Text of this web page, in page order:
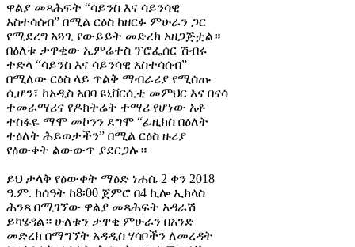
ዋልያ መጻሕፍት “ሳይንስ እና ሳይንሳዊ
አስተሳሰብ” በሚል ርዕስ ከዘርፉ ምሁራን ጋር
የሚደረግ አጓጊ የውይይት መድረክ አዘጋጅቷል።
በዕለቱ ታዋቂው ኢምሬተስ ፕሮፌሰር ሽብሩ
ተድላ “ሳይንስ እና ሳይንሳዊ አስተሳሰብ”
በሚለው ርዕስ ላይ ጥልቅ ማብራሪያ የሚሰጡ
ሲሆን፣ ከአዲስ አበባ ዩኒቨርሲቲ መምህር እና በናሳ
ተመራማሪና የዶክትሬት ተማሪ የሆነው አቶ
ተስፋዬ ማሞ መኮንን ደግሞ “ፊዚክስ በዕለት
ተዕለት ሕይወታችን” በሚል ርዕስ ዙሪያ
የዕውቀት ልውውጥ ያደርጋሉ።
ይህ ታላቅ የዕውቀት ማዕድ ነሐሴ 2 ቀን 2018
ዓ.ም. ከሰዓት ከ8፡00 ጀምሮ በ4 ኪሎ ኢክላስ
ሕንጻ በሚገኘው ዋልያ መጻሕፍት አዳራሽ
ይካሄዳል። ሁለቱን ታዋቂ ምሁራን በአንድ
መድረክ በማግኘት አዳዲስ ሃሳቦችን ለመረዳት